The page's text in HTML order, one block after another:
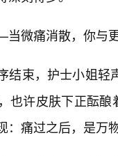
微痛消散，你与
结束，护士小姐
也许皮肤下正酝
：痛过之后，是万